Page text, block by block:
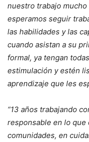
nuestro trabajo
esperamos seguir
las habilidades y las
cuando asistan a su
formal, ya tengan
estimulación y estén
aprendizaje que les
“13 años trabajando
responsable en lo
comunidades, en